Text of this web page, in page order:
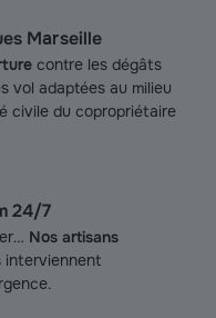
Marseille
contre les dégâts
vol adaptées au milieu
civile du copropriétaire
24/7
Nos artisans
interviennent